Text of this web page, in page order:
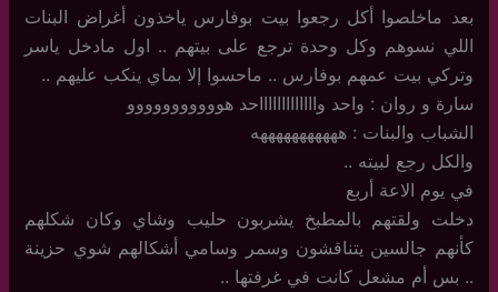
بعد ماخلصوا أكل رجعوا بيت بوفارس ياخذون أغراض البنات
اللي نسوهم وكل وحدة ترجع على بيتهم .. اول مادخل ياسر
وتركي بيت عمهم بوفارس .. ماحسوا إلا بماي ينكب عليهم ..
سارة و روان : واحد واااااااااااااحد هووووووووووو
الشباب والبنات : هههههههههههه
والكل رجع لبيته ..
في يوم الاعة أربع
دخلت ولقتهم بالمطبخ يشربون حليب وشاي وكان شكلهم
كأنهم جالسين يتناقشون وسمر وسامي أشكالهم شوي حزينة
.. بس أم مشعل كانت في غرفتها ..